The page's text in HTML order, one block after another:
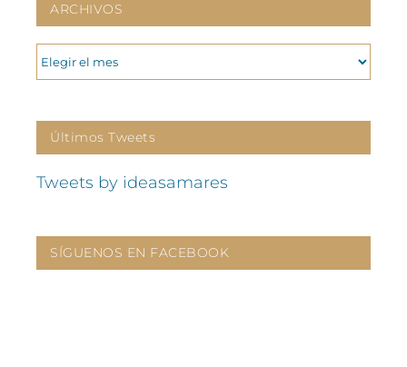
ARCHIVOS
ARCHIVOS
Últimos Tweets
Tweets by ideasamares
SÍGUENOS EN FACEBOOK